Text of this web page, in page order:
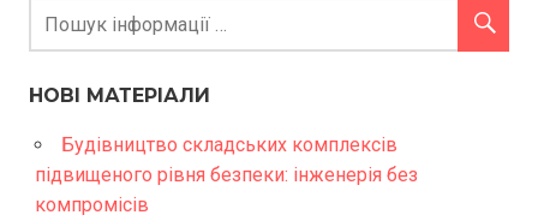
НОВІ МАТЕРІАЛИ
Будівництво складських комплексів
підвищеного рівня безпеки: інженерія без
компромісів